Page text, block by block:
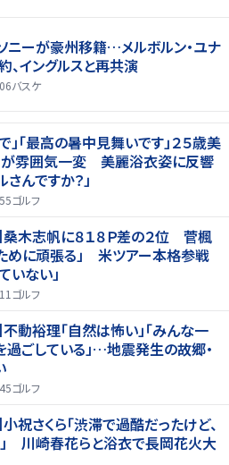
ニーが豪州移籍…メルボルン・ユナ
、イングルスと再共演
バスケ
」「最高の暑中見舞いです」２５歳美
が雰囲気一変 美麗浴衣姿に反響
さんですか？」
ゴルフ
桑木志帆に８１８Ｐ差の２位 菅楓
めに頑張る」 米ツアー本格参戦
いない」
ゴルフ
不動裕理「自然は怖い」「みんな一
ごしている」…地震発生の故郷・
ゴルフ
小祝さくら「渋滞で過酷だったけど、
川崎春花らと浴衣で長岡花火大